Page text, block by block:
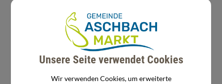
Es gelten die Bestimmungen der
NÖ
BAUORDNUNG 2014
www.noel.gv.at
Unsere Seite verwendet Cookies
Wir verwenden Cookies, um erweiterte